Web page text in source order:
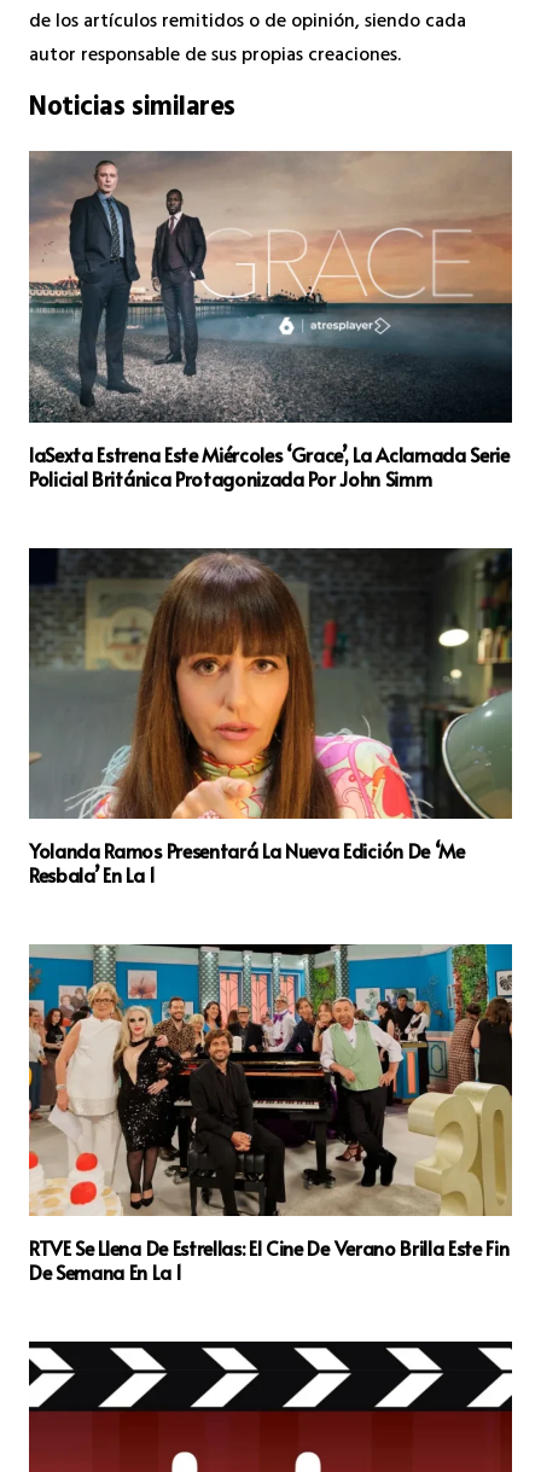
de los artículos remitidos o de opinión, siendo cada
autor responsable de sus propias creaciones.
Noticias similares
laSexta Estrena Este Miércoles ‘Grace’, La Aclamada Serie
Policial Británica Protagonizada Por John Simm
Yolanda Ramos Presentará La Nueva Edición De ‘Me
Resbala’ En La 1
RTVE Se Llena De Estrellas: El Cine De Verano Brilla Este Fin
De Semana En La 1